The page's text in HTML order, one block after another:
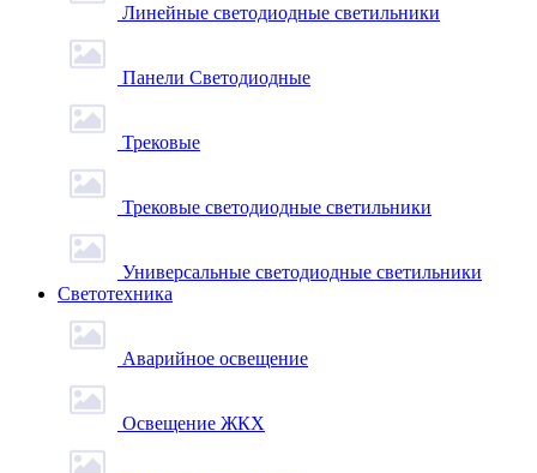
Линейные светодиодные светильники
Панели Светодиодные
Трековые
Трековые светодиодные светильники
Универсальные светодиодные светильники
Светотехника
Аварийное освещение
Освещение ЖКХ